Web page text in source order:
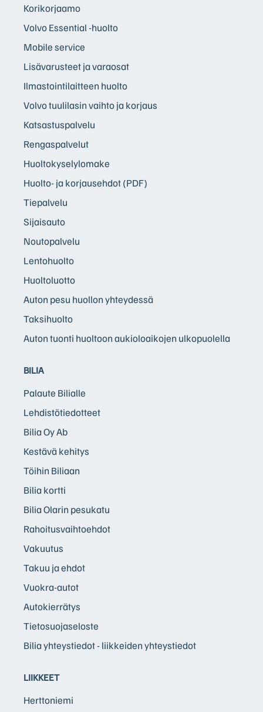
Korikorjaamo
Volvo Essential -huolto
Mobile service
Lisävarusteet ja varaosat
Ilmastointilaitteen huolto
Volvo tuulilasin vaihto ja korjaus
Katsastuspalvelu
Rengaspalvelut
Huoltokyselylomake
Huolto- ja korjausehdot (PDF)
Tiepalvelu
Sijaisauto
Noutopalvelu
Lentohuolto
Huoltoluotto
Auton pesu huollon yhteydessä
Taksihuolto
Auton tuonti huoltoon aukioloaikojen ulkopuolella
BILIA
Palaute Bilialle
Lehdistötiedotteet
Bilia Oy Ab
Kestävä kehitys
Töihin Biliaan
Bilia kortti
Bilia Olarin pesukatu
Rahoitusvaihtoehdot
Vakuutus
Takuu ja ehdot
Vuokra-autot
Autokierrätys
Tietosuojaseloste
Bilia yhteystiedot - liikkeiden yhteystiedot
LIIKKEET
Herttoniemi